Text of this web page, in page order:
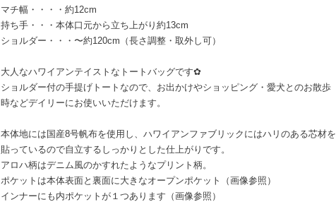
マチ幅・・・・約12cm
持ち手・・・本体口元から立ち上がり約13cm
ショルダー・・・〜約120cm（長さ調整・取外し可）
大人なハワイアンテイストなトートバッグです✿
ショルダー付の手提げトートなので、お出かけやショッピング・愛犬とのお散歩
時などデイリーにお使いいただけます。
本体地には国産8号帆布を使用し、ハワイアンファブリックにはハリのある芯材を
貼っているので自立するしっかりとした仕上がりです。
アロハ柄はデニム風のかすれたようなプリント柄。
ポケットは本体表面と裏面に大きなオープンポケット（画像参照）
インナーにも内ポケットが１つあります（画像参照）